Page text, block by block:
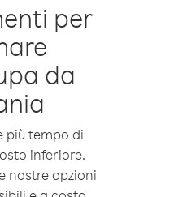
per
da
più tempo di
inferiore.
nostre opzioni